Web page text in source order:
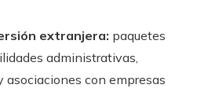
extranjera: paquetes
administrativas,
asociaciones con empresas